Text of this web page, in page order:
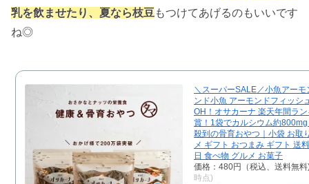
乳を飲ませたり、夏なら枝豆もつけてあげるのもいいです
ね◎
＼スーパーSALE／小魚アーモ
ンド小魚 アーモンドフィッシ
OH！オサカーナ 楽天年間ラ
賞！1袋でカルシウム約
殺到の骨育おやつ｜小袋 お取
メ ギフト おつまみ ギフト 送
日 食べ物 グルメ お菓子
価格：480円（税込、送料無料
時点)